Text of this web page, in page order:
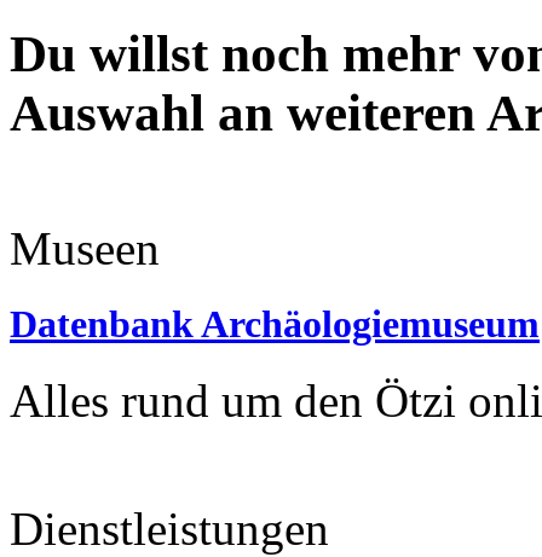
Du willst noch mehr
Auswahl an weiteren
Museen
Datenbank Archäologiemuseum
Alles rund um den Ötzi
Dienstleistungen